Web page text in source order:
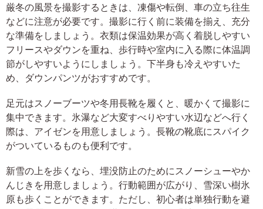
厳冬の風景を撮影するときは、凍傷や転倒、車の立ち往生
などに注意が必要です。撮影に行く前に装備を揃え、充分
な準備をしましょう。衣類は保温効果が高く着脱しやすい
フリースやダウンを重ね、歩行時や室内に入る際に体温調
節がしやすいようにしましょう。下半身も冷えやすいた
め、ダウンパンツがおすすめです。
足元はスノーブーツや冬用長靴を履くと、暖かくて撮影に
集中できます。氷瀑など大変すべりやすい水辺などへ行く
際は、アイゼンを用意しましょう。長靴の靴底にスパイク
がついているものも便利です。
新雪の上を歩くなら、埋没防止のためにスノーシューやか
んじきを用意しましょう。行動範囲が広がり、雪深い樹氷
原も歩くことができます。ただし、初心者は単独行動を避